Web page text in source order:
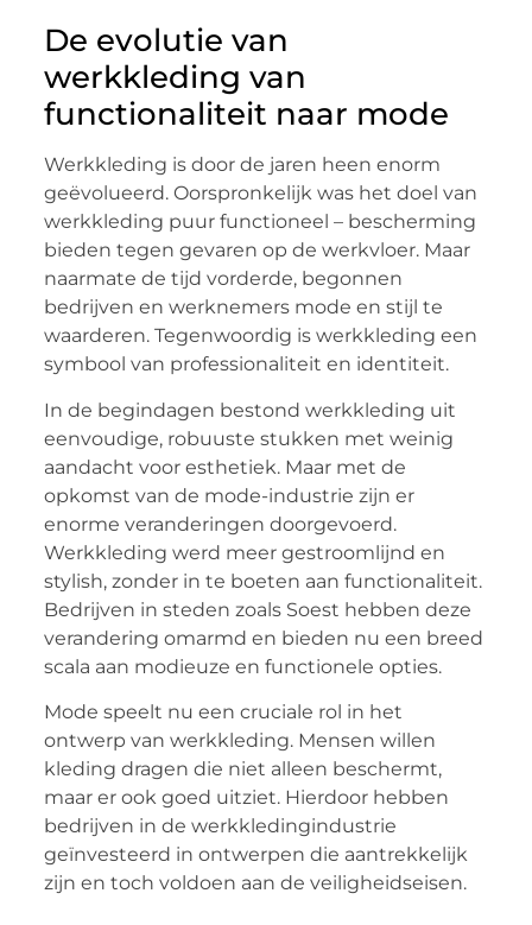
De evolutie van
werkkleding van
functionaliteit naar mode
Werkkleding is door de jaren heen enorm
geëvolueerd. Oorspronkelijk was het doel van
werkkleding puur functioneel – bescherming
bieden tegen gevaren op de werkvloer. Maar
naarmate de tijd vorderde, begonnen
bedrijven en werknemers mode en stijl te
waarderen. Tegenwoordig is werkkleding een
symbool van professionaliteit en identiteit.
In de begindagen bestond werkkleding uit
eenvoudige, robuuste stukken met weinig
aandacht voor esthetiek. Maar met de
opkomst van de mode-industrie zijn er
enorme veranderingen doorgevoerd.
Werkkleding werd meer gestroomlijnd en
stylish, zonder in te boeten aan functionaliteit.
Bedrijven in steden zoals Soest hebben deze
verandering omarmd en bieden nu een breed
scala aan modieuze en functionele opties.
Mode speelt nu een cruciale rol in het
ontwerp van werkkleding. Mensen willen
kleding dragen die niet alleen beschermt,
maar er ook goed uitziet. Hierdoor hebben
bedrijven in de werkkledingindustrie
geïnvesteerd in ontwerpen die aantrekkelijk
zijn en toch voldoen aan de veiligheidseisen.